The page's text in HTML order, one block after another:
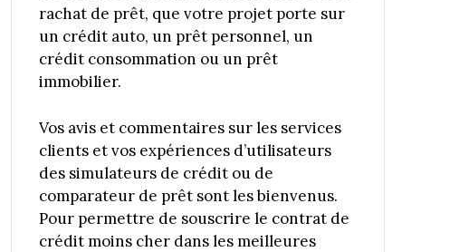
rachat de prêt, que votre projet porte sur
un crédit auto, un prêt personnel, un
crédit consommation ou un prêt
immobilier.
Vos avis et commentaires sur les services
clients et vos expériences d’utilisateurs
des simulateurs de crédit ou de
comparateur de prêt sont les bienvenus.
Pour permettre de souscrire le contrat de
crédit moins cher dans les meilleures